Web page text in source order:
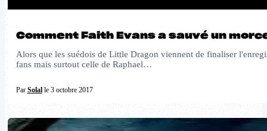
Comment Faith Evans a sauvé un
Alors que les suédois de Little Dragon viennent de finaliser
fans mais surtout celle de Raphael…
Par Solalle 3 octobre 2017